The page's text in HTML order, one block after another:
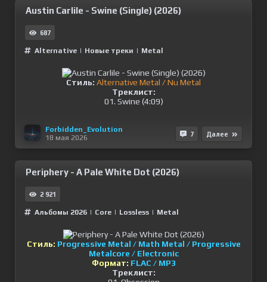
Austin Carlile - Swine (Single) (2026)
687
Alternative | Новые треки | Metal
Стиль: Alternative Metal / Nu Metal
Треклист:
01. Swine (4:09)
Forbidden_Evolution
18 мая 2026
7 Далее
Periphery - A Pale White Dot (2026)
2 921
Альбомы 2026 | Сore | Lossless | Metal
Стиль: Progressive Metal / Math Metal / Progressive
Metalcore / Electronic
Формат: FLAC / MP3
Треклист: